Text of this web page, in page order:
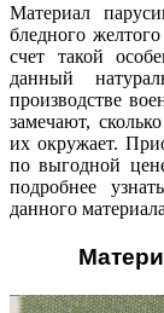
Материал
бледного
счет такой
данный
производстве
замечают,
их окружает.
по выгодной
подробнее
данного